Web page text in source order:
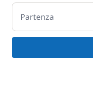
Partenza